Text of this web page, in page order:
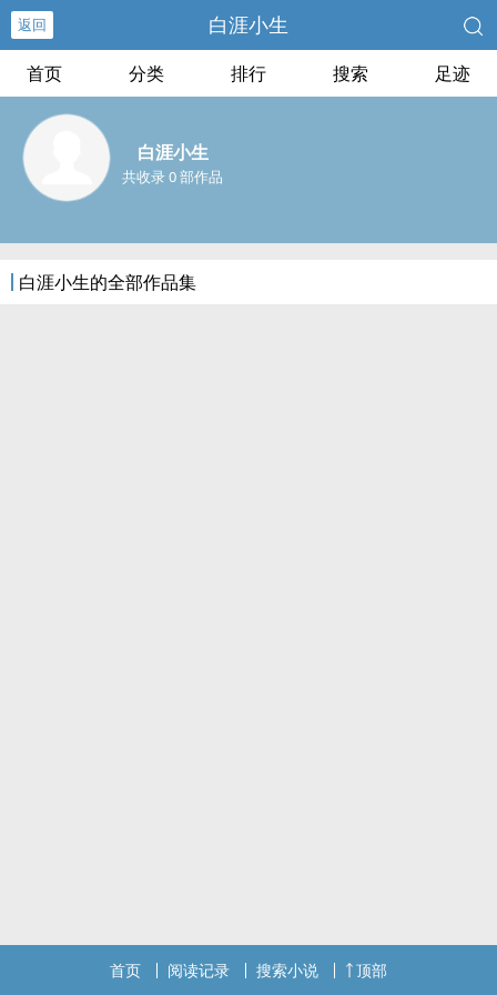
返回 白涯小生
首页 分类 排行 搜索 足迹
白涯小生
共收录 0 部作品
白涯小生的全部作品集
首页 阅读记录 搜索小说 顶部